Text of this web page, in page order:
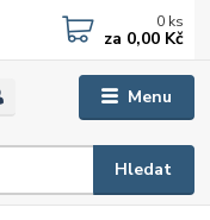
Menu
Hledat
0 ks
za 0,00 Kč